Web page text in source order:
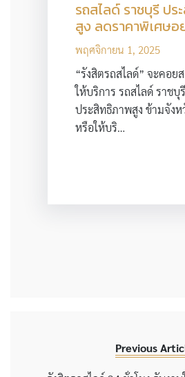
รถสไลด์ ราชบุรี ปร
สูง ลดราคาพิเศษอ
พฤศจิกายน 1, 2025
“รังสิตรถสไลด์” จะคอย
ให้บริการ รถสไลด์ ราชบุรี
ประสิทธิภาพสูง ข้ามจังห
หรือให้บริ…
Previous